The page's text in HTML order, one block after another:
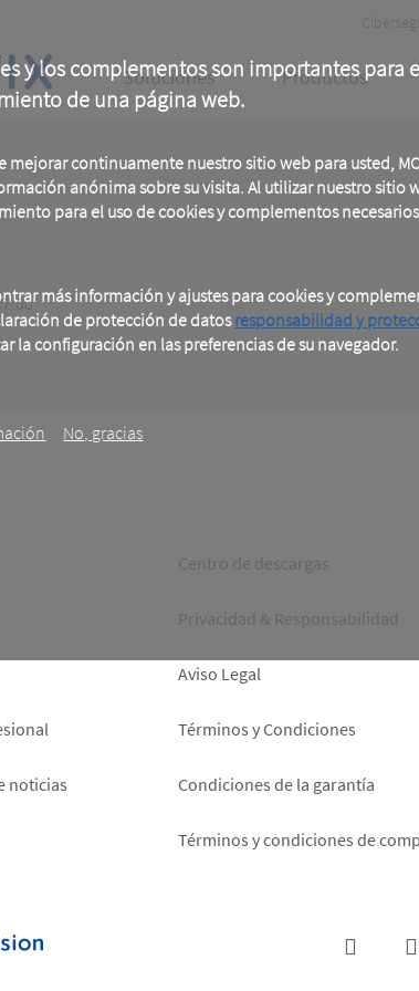
y los complementos son importantes para
de una página web.
mejorar continuamente nuestro sitio web para usted,
anónima sobre su visita. Al utilizar nuestro sitio
para el uso de cookies y complementos
más información y ajustes para cookies y
de protección de datosresponsabilidad y
la configuración en las preferencias de su navegador.
No, gracias
Meta
Main
navigation
Soluciones Productos
noticias
Footer
right
Centro de descargas
Privacidad & Responsabilidad
Aviso Legal
Términos y Condiciones
Condiciones de la garantía
Términos y condiciones de